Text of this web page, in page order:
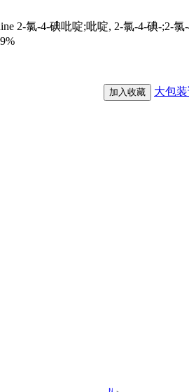
2-氯-4-碘吡啶;吡啶, 2-氯-4-碘-;2-氯
加入收藏 大包